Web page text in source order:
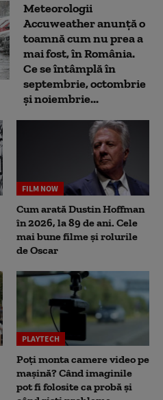
Meteorologii
Accuweather anunță o
toamnă cum nu prea a
mai fost, în România.
Ce se întâmplă în
septembrie, octombrie
și noiembrie...
FILM NOW
Cum arată Dustin Hoffman
în 2026, la 89 de ani. Cele
mai bune filme și rolurile
de Oscar
PLAYTECH
Poți monta camere video pe
mașină? Când imaginile
pot fi folosite ca probă și